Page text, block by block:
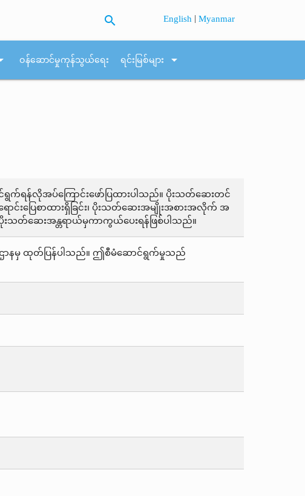
search English |Myanmar
ဝန်ဆောင်မှုကုန်သွယ်ရေး ရင်းမြစ်များ arrow_drop_down
က်ရန်လိုအပ်ကြောင်းဖော်ပြထားပါသည်။ ပိုးသတ်ဆေးတင်
ာင်းပြေစာထားရှိခြင်း၊ ပိုးသတ်ဆေးအမျိုးအစားအလိုက် အ
းသတ်ဆေးအန္တရာယ်မှကာကွယ်ပေးရန်ဖြစ်ပါသည်။
းဌာနမှ ထုတ်ပြန်ပါသည်။ ဤစီမံဆောင်ရွက်မှုသည်